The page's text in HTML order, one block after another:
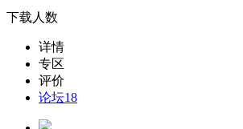
下载人数
详情
专区
评价
论坛18